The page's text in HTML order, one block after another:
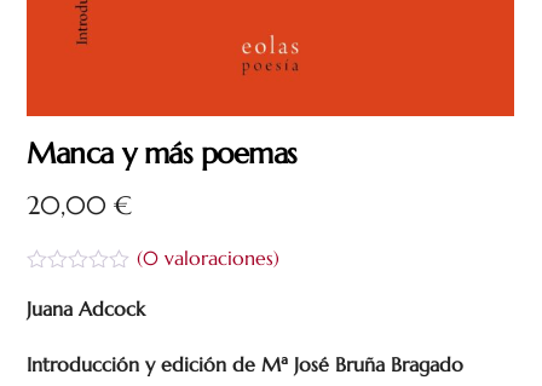
Manca y más poemas
20,00€
a
l
r
(0valoraciones)
Juana Adcock
Introducción y edición de Mª José Bruña Bragado